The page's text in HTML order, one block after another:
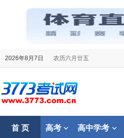
2026年8月7日 农历六月廿五
首 页 高考 高中学考